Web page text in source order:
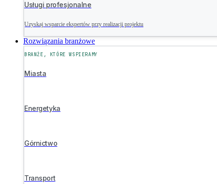
Usługi profesjonalne
Uzyskaj wsparcie ekspertów przy realizacji projektu
Rozwiązania branżowe
BRANŻE, KTÓRE WSPIERAMY
Miasta
Energetyka
Górnictwo
Transport